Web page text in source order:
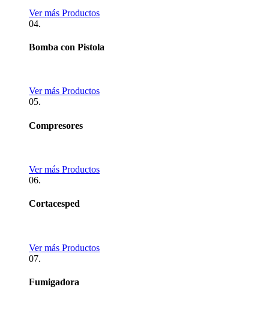
Ver más Productos
04.
Bomba con Pistola
Ver más Productos
05.
Compresores
Ver más Productos
06.
Cortacesped
Ver más Productos
07.
Fumigadora